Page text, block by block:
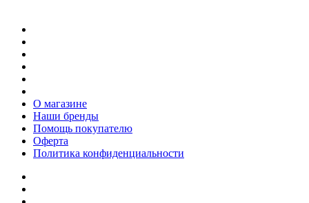
О магазине
Наши бренды
Помощь покупателю
Оферта
Политика конфиденциальности